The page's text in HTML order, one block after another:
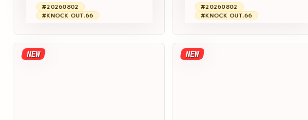
#20260802
#KNOCK OUT.66
#20260802
#KNOCK OUT.66
NEW NEW